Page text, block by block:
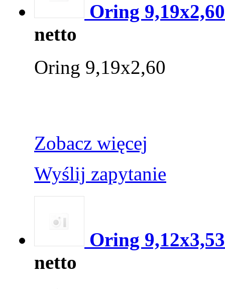
Oring 9,19x2,60
netto
Oring 9,19x2,60
Zobacz więcej
Wyślij zapytanie
Oring 9,12x3,53
netto